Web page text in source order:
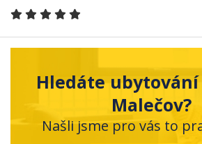
Hledáte
Malečov?
Našli jsme pro vás to